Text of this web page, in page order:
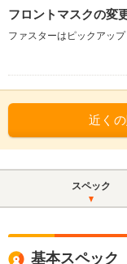
フロントマスクの変
近く
スペック
基本スペック